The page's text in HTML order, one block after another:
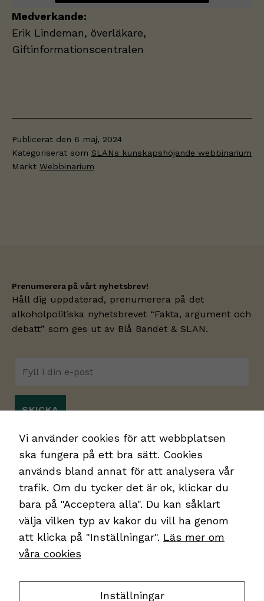
Medverkande:
Erik Lindeman, överläkare,
Giftinformationscentralen
Publicerat den 6 maj, 2024
Kategoriserat som SLANs kunskapshöjande webbinarium
Märkt Webbinarium
Prenumerera på vårt nyhetsbrev!
Håll dig uppdaterad, prenumerera på det
alkoholpolitiska nyhetsbrevet “Fakta, argument och
debatt” som ges ut av Blå Bandet & SLAN.
Jag godkänner integritetspolicyn.
Kontakt
Kakor
Integritetspolicy
Vi använder cookies för att webbplatsen
ska fungera på ett bra sätt. Cookies
används bland annat för att analysera vår
trafik. Om du tycker det är ok, klickar du
bara på "Acceptera alla". Du kan såklart
välja vilken typ av kakor du vill ha genom
att klicka på "Inställningar". Läs mer om
våra cookies
Inställningar